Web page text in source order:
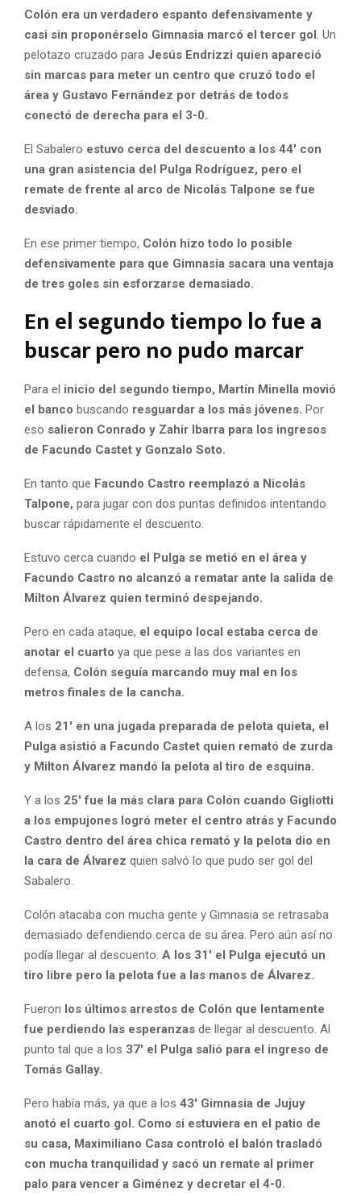
Colón era un verdadero espanto defensivamente y
casi sin proponérselo Gimnasia marcó el tercer gol. Un
pelotazo cruzado para Jesús Endrizzi quien apareció
sin marcas para meter un centro que cruzó todo el
área y Gustavo Fernández por detrás de todos
conectó de derecha para el 3-0.
El Sabalero estuvo cerca del descuento a los 44′ con
una gran asistencia del Pulga Rodríguez, pero el
remate de frente al arco de Nicolás Talpone se fue
desviado.
En ese primer tiempo, Colón hizo todo lo posible
defensivamente para que Gimnasia sacara una ventaja
de tres goles sin esforzarse demasiado.
En el segundo tiempo lo fue a
buscar pero no pudo marcar
Para el inicio del segundo tiempo, Martín Minella movió
el banco buscando resguardar a los más jóvenes. Por
eso salieron Conrado y Zahir Ibarra para los ingresos
de Facundo Castet y Gonzalo Soto.
En tanto que Facundo Castro reemplazó a Nicolás
Talpone, para jugar con dos puntas definidos intentando
buscar rápidamente el descuento.
Estuvo cerca cuando el Pulga se metió en el área y
Facundo Castro no alcanzó a rematar ante la salida de
Milton Álvarez quien terminó despejando.
Pero en cada ataque, el equipo local estaba cerca de
anotar el cuarto ya que pese a las dos variantes en
defensa, Colón seguía marcando muy mal en los
metros finales de la cancha.
A los 21′ en una jugada preparada de pelota quieta, el
Pulga asistió a Facundo Castet quien remató de zurda
y Milton Álvarez mandó la pelota al tiro de esquina.
Y a los 25′ fue la más clara para Colón cuando Gigliotti
a los empujones logró meter el centro atrás y Facundo
Castro dentro del área chica remató y la pelota dio en
la cara de Álvarez quien salvó lo que pudo ser gol del
Sabalero.
Colón atacaba con mucha gente y Gimnasia se retrasaba
demasiado defendiendo cerca de su área. Pero aún así no
podía llegar al descuento. A los 31′ el Pulga ejecutó un
tiro libre pero la pelota fue a las manos de Álvarez.
Fueron los últimos arrestos de Colón que lentamente
fue perdiendo las esperanzas de llegar al descuento. Al
punto tal que a los 37′ el Pulga salió para el ingreso de
Tomás Gallay.
Pero había más, ya que a los 43′ Gimnasia de Jujuy
anotó el cuarto gol. Como si estuviera en el patio de
su casa, Maximiliano Casa controló el balón trasladó
con mucha tranquilidad y sacó un remate al primer
palo para vencer a Giménez y decretar el 4-0.